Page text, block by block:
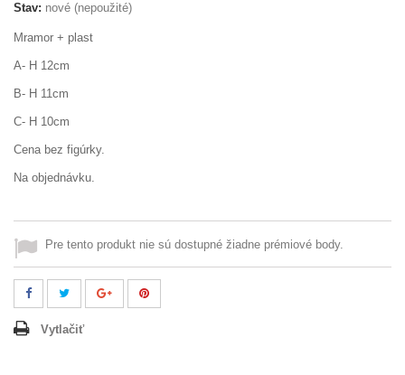
Stav: nové (nepoužité)
Mramor + plast
A- H 12cm
B- H 11cm
C- H 10cm
Cena bez figúrky.
Na objednávku.
Pre tento produkt nie sú dostupné žiadne prémiové body.
Vytlačiť